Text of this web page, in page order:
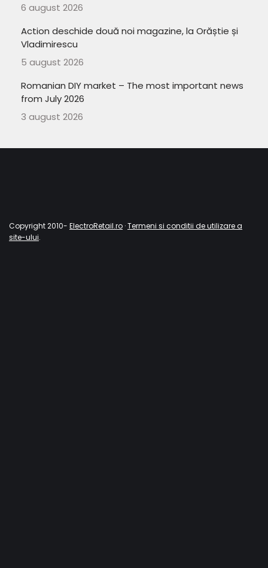
6 august 2026
Action deschide două noi magazine, la Orăștie și
Vladimirescu
5 august 2026
Romanian DIY market – The most important news
from July 2026
3 august 2026
Copyright 2010- ElectroRetail.ro ·Termeni si conditii de utilizare a
site-ului.